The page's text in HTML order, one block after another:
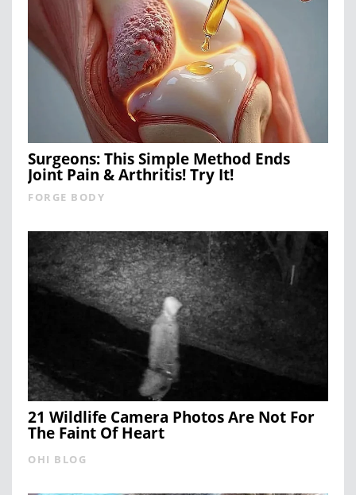
Surgeons: This Simple Method Ends
Joint Pain & Arthritis! Try It!
FORGE BODY
21 Wildlife Camera Photos Are Not For
The Faint Of Heart
OHI BLOG